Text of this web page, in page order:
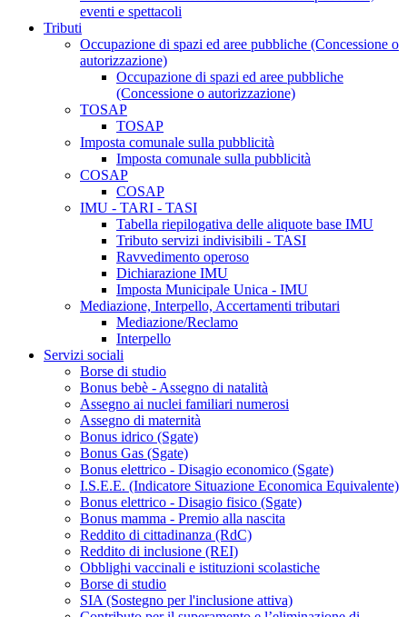
eventi e spettacoli
Tributi
Occupazione di spazi ed aree pubbliche (Concessione o
autorizzazione)
Occupazione di spazi ed aree pubbliche
(Concessione o autorizzazione)
TOSAP
TOSAP
Imposta comunale sulla pubblicità
Imposta comunale sulla pubblicità
COSAP
COSAP
IMU - TARI - TASI
Tabella riepilogativa delle aliquote base IMU
Tributo servizi indivisibili - TASI
Ravvedimento operoso
Dichiarazione IMU
Imposta Municipale Unica - IMU
Mediazione, Interpello, Accertamenti tributari
Mediazione/Reclamo
Interpello
Servizi sociali
Borse di studio
Bonus bebè - Assegno di natalità
Assegno ai nuclei familiari numerosi
Assegno di maternità
Bonus idrico (Sgate)
Bonus Gas (Sgate)
Bonus elettrico - Disagio economico (Sgate)
I.S.E.E. (Indicatore Situazione Economica Equivalente)
Bonus elettrico - Disagio fisico (Sgate)
Bonus mamma - Premio alla nascita
Reddito di cittadinanza (RdC)
Reddito di inclusione (REI)
Obblighi vaccinali e istituzioni scolastiche
Borse di studio
SIA (Sostegno per l'inclusione attiva)